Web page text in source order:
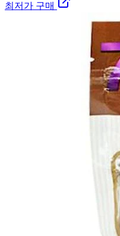
최저가 구매